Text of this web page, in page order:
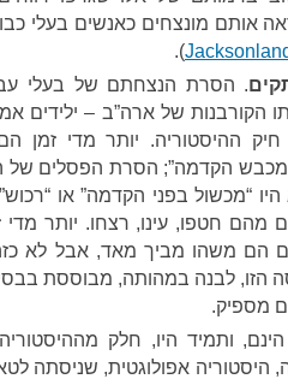
אותם מונצחים כאנשים בעלי
).
. הסרת הנצחתם של בעלי
הקורבנות של ארה”ב – ילידים
ההיסטוריה. יותר מדי זמן
מכבש הקדמה”; הסרת הפסלים של
“מכשול בפני הקדמה” או
מהם חטפו, עינו, רצחו. יותר
הם משהו מביך מאד, אבל לא
הזו, לבנה במהותה, מבוססת
מספיק.
ותמיד היו, חלק
היסטוריה אפולוגטית, שניסתה